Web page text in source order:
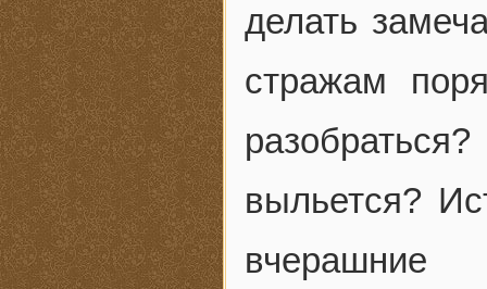
делать
стражам
выльется?